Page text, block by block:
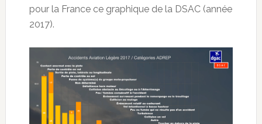
pour la France ce graphique de la DSAC (année
2017).